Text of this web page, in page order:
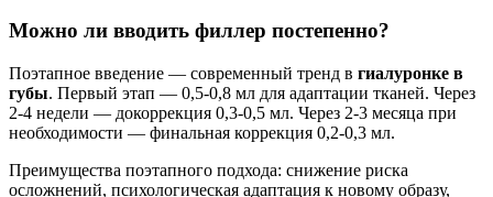
Можно ли вводить филлер постепенно?
Поэтапное введение — современный тренд в гиалуронке в
губы. Первый этап — 0,5-0,8 мл для адаптации тканей. Через
2-4 недели — докоррекция 0,3-0,5 мл. Через 2-3 месяца при
необходимости — финальная коррекция 0,2-0,3 мл.
Преимущества поэтапного подхода: снижение риска
осложнений, психологическая адаптация к новому образу,